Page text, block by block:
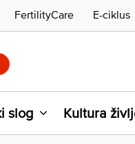
slog Kultura
FertilityCare E-ciklus